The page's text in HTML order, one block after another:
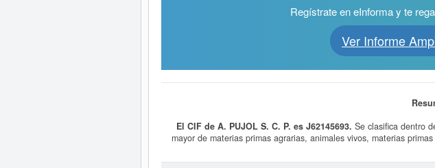
Regístrate en eInforma y te
Ver Informe
El CIF de A. PUJOL S. C. P. es J62145693. Se clasifica dentro
mayor de materias primas agrarias, animales vivos, materias
SIC 51590000, correspondiente a la actividad de Materias primas
ficha se ha consultado hasta 12 veces. Para documentarse que